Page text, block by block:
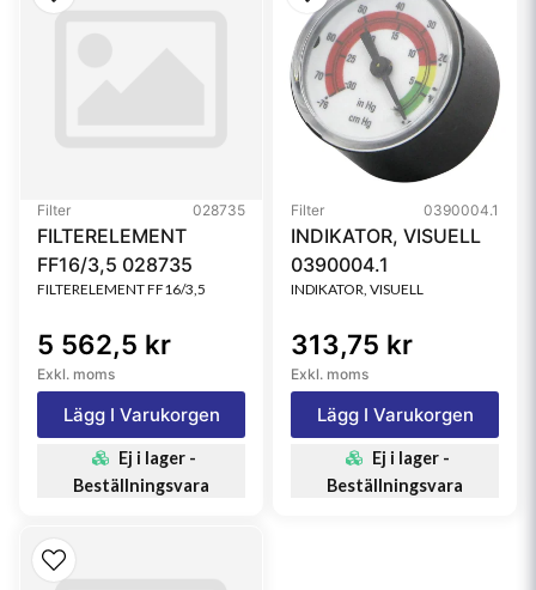
Filter 028735
FILTERELEMENT
FF16/3,5 028735
FILTERELEMENT FF16/3,5
5 562,5 kr
Exkl. moms
Lägg I Varukorgen
Ej i lager -
Beställningsvara
Filter 0390004.1
INDIKATOR, VISUELL
0390004.1
INDIKATOR, VISUELL
313,75 kr
Exkl. moms
Lägg I Varukorgen
Ej i lager -
Beställningsvara